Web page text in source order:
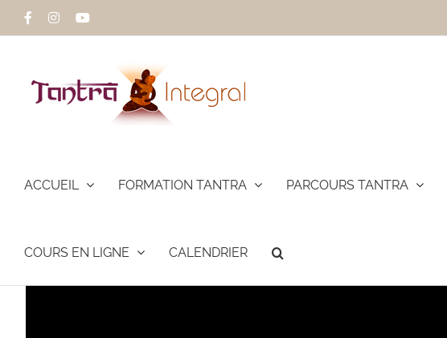
Passer
FacebookInstagram
ACCUEIL FORMATION TANTRA PARCOURS TANTRA
COURS EN LIGNE CALENDRIER